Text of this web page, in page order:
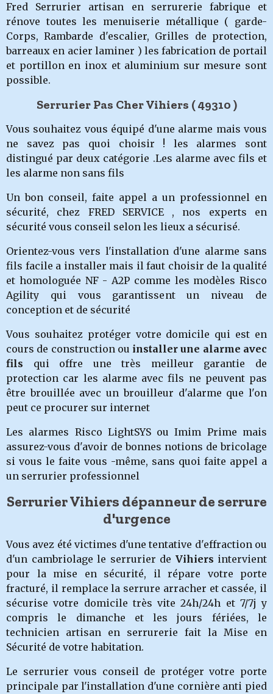
Fred Serrurier artisan en serrurerie fabrique et
rénove toutes les menuiserie métallique ( garde-
Corps, Rambarde d'escalier, Grilles de protection,
barreaux en acier laminer ) les fabrication de portail
et portillon en inox et aluminium sur mesure sont
possible.
Serrurier Pas Cher Vihiers ( 49310 )
Vous souhaitez vous équipé d'une alarme mais vous
ne savez pas quoi choisir ! les alarmes sont
distingué par deux catégorie .Les alarme avec fils et
les alarme non sans fils
Un bon conseil, faite appel a un professionnel en
sécurité, chez FRED SERVICE , nos experts en
sécurité vous conseil selon les lieux a sécurisé.
Orientez-vous vers l'installation d'une alarme sans
fils facile a installer mais il faut choisir de la qualité
et homologuée NF - A2P comme les modèles Risco
Agility qui vous garantissent un niveau de
conception et de sécurité
Vous souhaitez protéger votre domicile qui est en
cours de construction ou installer une alarme avec
fils qui offre une très meilleur garantie de
protection car les alarme avec fils ne peuvent pas
être brouillée avec un brouilleur d'alarme que l'on
peut ce procurer sur internet
Les alarmes Risco LightSYS ou Imim Prime mais
assurez-vous d'avoir de bonnes notions de bricolage
si vous le faite vous -même, sans quoi faite appel a
un serrurier professionnel
Serrurier Vihiers dépanneur de serrure
d'urgence
Vous avez été victimes d'une tentative d'effraction ou
d'un cambriolage le serrurier de Vihiers intervient
pour la mise en sécurité, il répare votre porte
fracturé, il remplace la serrure arracher et cassée, il
sécurise votre domicile très vite 24h/24h et 7/7j y
compris le dimanche et les jours fériées, le
technicien artisan en serrurerie fait la Mise en
Sécurité de votre habitation.
Le serrurier vous conseil de protéger votre porte
principale par l'installation d'une cornière anti pied